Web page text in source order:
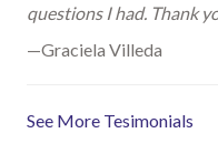
questions I had. Thank
—Graciela Villeda
See More Tesimonials